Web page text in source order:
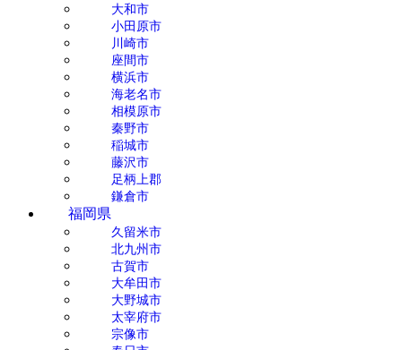
大和市
小田原市
川崎市
座間市
横浜市
海老名市
相模原市
秦野市
稲城市
藤沢市
足柄上郡
鎌倉市
福岡県
久留米市
北九州市
古賀市
大牟田市
大野城市
太宰府市
宗像市